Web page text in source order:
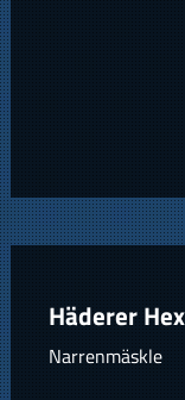
In
Häderer
Narrenmäskle